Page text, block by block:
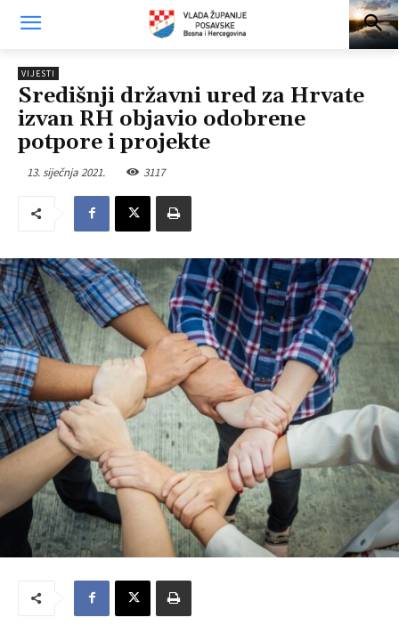
VIJESTI
Središnji državni ured za Hrvate
izvan RH objavio odobrene
potpore i projekte
13. siječnja 2021. 3117